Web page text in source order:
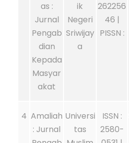
as :
Jurnal
Pengab
dian
Kepada
Masyar
akat
ik
Negeri
Sriwijay
a
262256
46 |
PISSN :
4 Amaliah
: Jurnal
Universi
tas
ISSN :
2580-